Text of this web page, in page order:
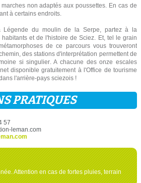
non adaptés aux poussettes. En cas de
à certains endroits.
Légende du moulin de la Serpe, partez à la
et de l'histoire de Sciez. Et, tel le grain
de ce parcours vous trouveront
des stations d'interprétation permettent de
si singulier. A chacune des onze escales
disponible gratuitement à l'Office de tourisme
l'arrière-pays sciezois !
PRATIQUES
57
leman.com
Attention en cas de fortes pluies, terrain